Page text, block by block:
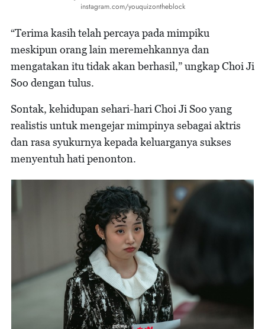
instagram.com/youquizontheblock
“Terima kasih telah percaya pada mimpiku
meskipun orang lain meremehkannya dan
mengatakan itu tidak akan berhasil,” ungkap Choi Ji
Soo dengan tulus.
Sontak, kehidupan sehari-hari Choi Ji Soo yang
realistis untuk mengejar mimpinya sebagai aktris
dan rasa syukurnya kepada keluarganya sukses
menyentuh hati penonton.